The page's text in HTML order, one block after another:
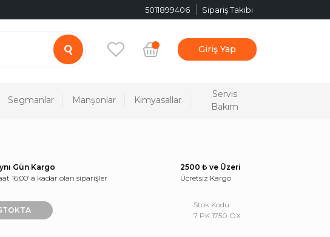
5011899406 Sipariş Takibi
Giriş Yap
Segmanlar Manşonlar Kimyasallar
Servis
Bakım
Gün Kargo
16:00’ a kadar olan siparişler
2500 ₺ ve Üzeri
Ücretsiz Kargo
Stok Kodu
7 PK 1750 OX